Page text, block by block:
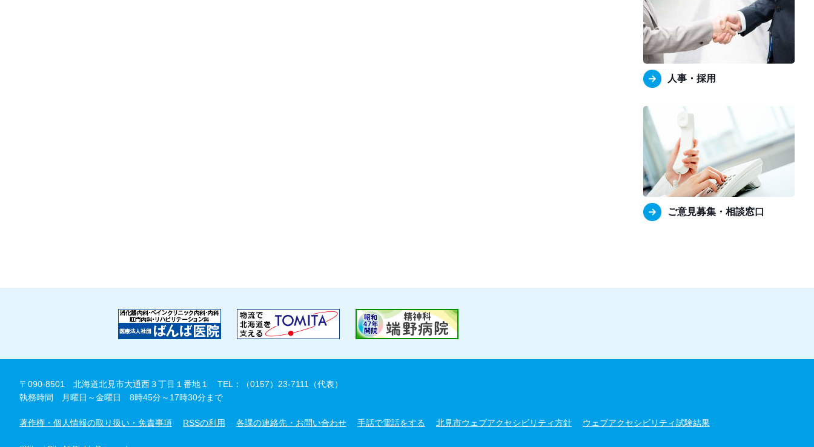
人事・採用
ご意見募集・相談窓口
〒090-8501 北海道北見市大通西３丁目１番地１
TEL：（0157）23-7111（代表）
執務時間 月曜日～金曜日 8時45分～17時30分まで
著作権・個人情報の取り扱い・免責事項 RSSの利用 各課の連絡先・お問い合わせ 手話で電話をする 北見市ウェブアクセシビリティ方針 ウェブアクセシビリティ試験結果